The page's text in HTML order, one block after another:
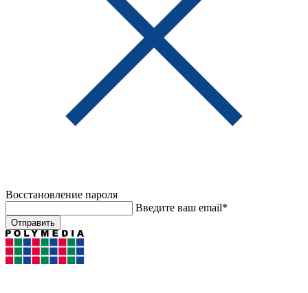
Восстановление пароля
Введите ваш email*
Отправить